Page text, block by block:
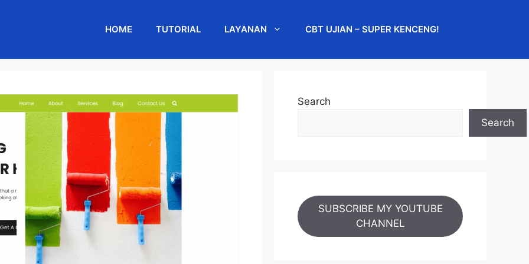
HOME TUTORIAL LAYANAN CBT UJIAN – SUPER KENCENG!
Search
Search
SUBSCRIBE MY YOUTUBE
CHANNEL